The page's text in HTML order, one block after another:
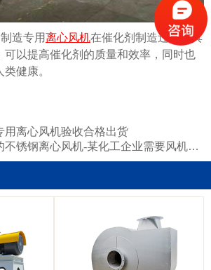
造专用离心风机在催化剂制造过程中具
可以提高催化剂的质量和效率，同时也
健康。
用离心风机验收合格出货
锈钢离心风机-某化工企业需要风机定制